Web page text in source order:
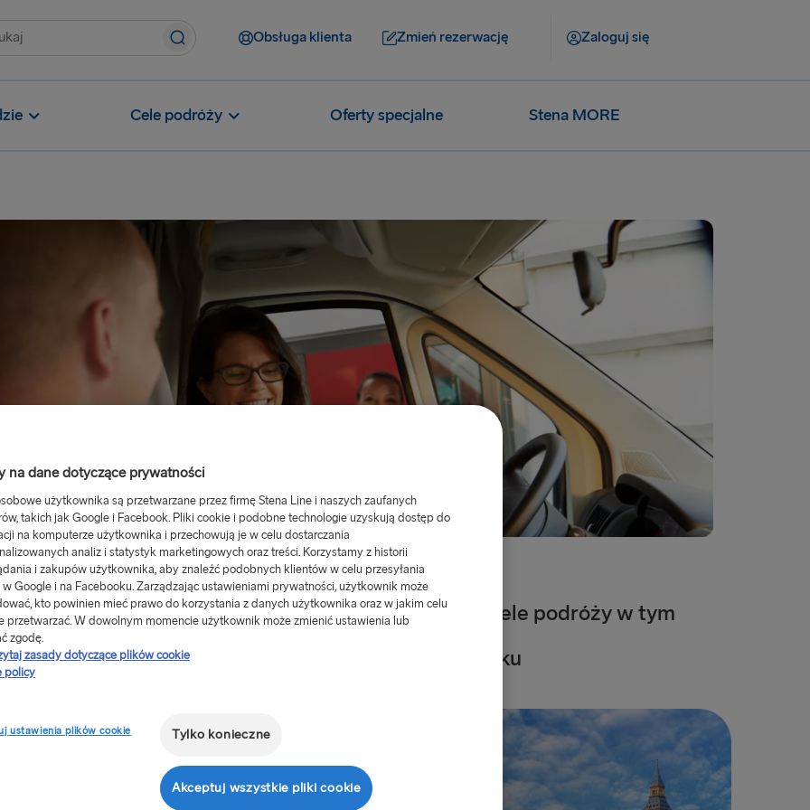
Obsługa klienta Zmień rezerwację Zaloguj się
Cele podróży Oferty specjalne Stena MORE
sobą odpowiednie
potrzebować:
Wybrane cele podróży w tym
przewodniku
na dane dotyczące prywatności
użytkownika są przetwarzane przez firmę Stena Line i naszych zaufanych
takich jak Google i Facebook. Pliki cookie i podobne technologie uzyskują dostęp do
na komputerze użytkownika i przechowują je w celu dostarczania
analiz i statystyk marketingowych oraz treści. Korzystamy z historii
i zakupów użytkownika, aby znaleźć podobnych klientów w celu przesyłania
w Google i na Facebooku. Zarządzając ustawieniami prywatności, użytkownik może
kto powinien mieć prawo do korzystania z danych użytkownika oraz w jakim celu
przetwarzać. W dowolnym momencie użytkownik może zmienić ustawienia lub
zgodę.
zasady dotyczące plików cookie
policy
ustawienia plików cookie Tylko konieczne
Akceptuj wszystkie pliki cookie